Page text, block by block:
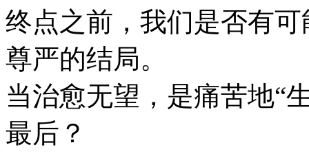
终点之前，我们是否有
尊严的结局。
当治愈无望，是痛苦地“
最后？